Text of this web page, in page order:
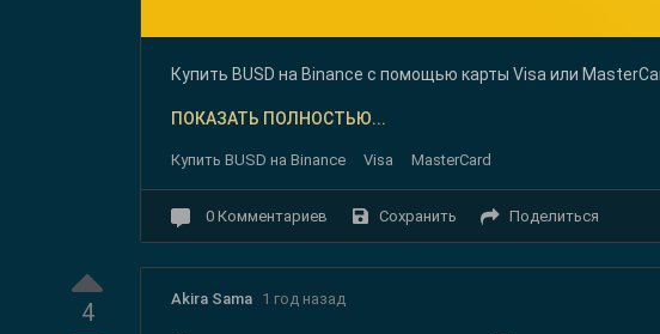
Купить BUSD на Binance с помощью карты Visa или
ПОКАЗАТЬ ПОЛНОСТЬЮ...
Купить BUSD на Binance Visa MasterCard
0 Комментариев Сохранить Поделиться
4 Akira Sama 1 год назад